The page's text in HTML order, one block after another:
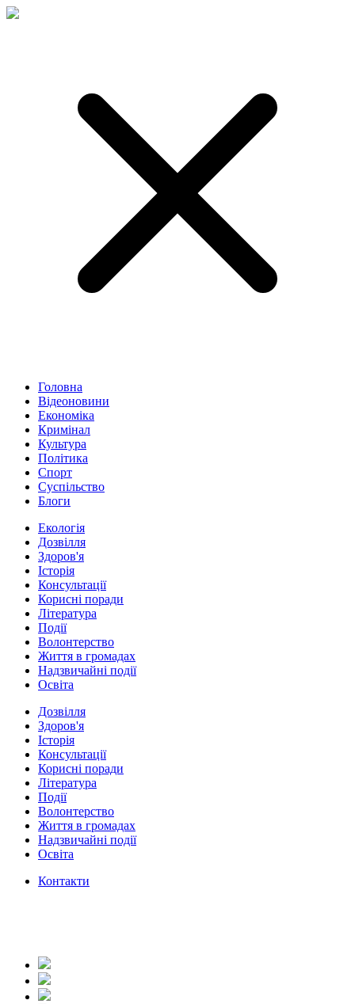
Головна
Відеоновини
Економіка
Кримінал
Культура
Політика
Спорт
Суспільство
Блоги
Екологія
Дозвілля
Здоров'я
Історія
Консультації
Корисні поради
Література
Події
Волонтерство
Життя в громадах
Надзвичайні події
Освіта
Дозвілля
Здоров'я
Історія
Консультації
Корисні поради
Література
Події
Волонтерство
Життя в громадах
Надзвичайні події
Освіта
Контакти